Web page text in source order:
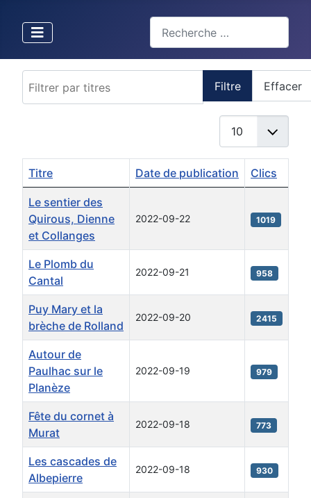
Type 2 or more characters for
Filtre Effacer
Articles
Titre Date de publication Clics
Le sentier des
Quirous, Dienne
et Collanges
2022-09-22 1019
Le Plomb du
Cantal
2022-09-21 958
Puy Mary et la
brèche de Rolland
2022-09-20 2415
Autour de
Paulhac sur le
Planèze
2022-09-19 979
Fête du cornet à
Murat
2022-09-18 773
Les cascades de
Albepierre
2022-09-18 930